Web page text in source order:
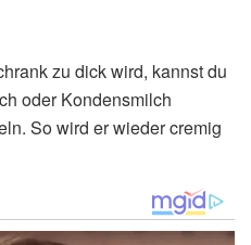
zu dick wird, kannst du
oder Kondensmilch
So wird er wieder cremig